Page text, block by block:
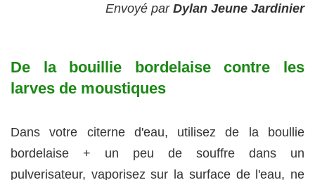
Envoyé par Dylan Jeune Jardinier
De la bouillie bordelaise contre les
larves de moustiques
Dans votre citerne d'eau, utilisez de la boullie
bordelaise + un peu de souffre dans un
pulverisateur, vaporisez sur la surface de l'eau, ne